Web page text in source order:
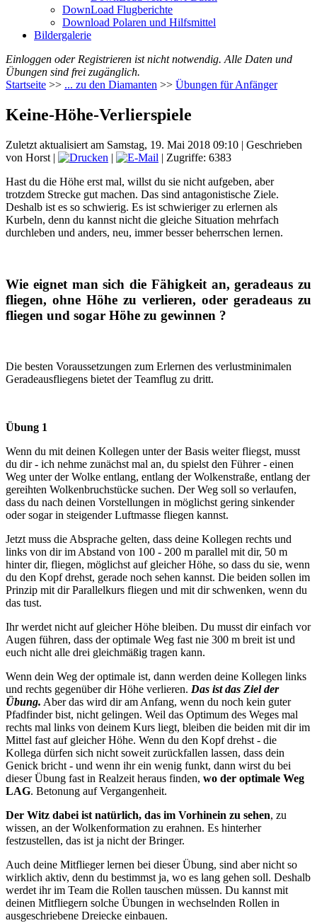
DownLoad Flugberichte
Download Polaren und Hilfsmittel
Bildergalerie
Einloggen oder Registrieren ist nicht notwendig. Alle Daten und
Übungen sind frei zugänglich.
Startseite >> ... zu den Diamanten >> Übungen für Anfänger
Keine-Höhe-Verlierspiele
Zuletzt aktualisiert am Samstag, 19. Mai 2018 09:10 | Geschrieben
von Horst | |
| Zugriffe: 6383
Hast du die Höhe erst mal, willst du sie nicht aufgeben, aber
trotzdem Strecke gut machen. Das sind antagonistische Ziele.
Deshalb ist es so schwierig. Es ist schwieriger zu erlernen als
Kurbeln, denn du kannst nicht die gleiche Situation mehrfach
durchleben und anders, neu, immer besser beherrschen lernen.
Wie eignet man sich die Fähigkeit an, geradeaus zu
fliegen, ohne Höhe zu verlieren, oder geradeaus zu
fliegen und sogar Höhe zu gewinnen ?
Die besten Voraussetzungen zum Erlernen des verlustminimalen
Geradeausfliegens bietet der Teamflug zu dritt.
Übung 1
Wenn du mit deinen Kollegen unter der Basis weiter fliegst, musst
du dir - ich nehme zunächst mal an, du spielst den Führer - einen
Weg unter der Wolke entlang, entlang der Wolkenstraße, entlang der
gereihten Wolkenbruchstücke suchen. Der Weg soll so verlaufen,
dass du nach deinen Vorstellungen in möglichst gering sinkender
oder sogar in steigender Luftmasse fliegen kannst.
Jetzt muss die Absprache gelten, dass deine Kollegen rechts und
links von dir im Abstand von 100 - 200 m parallel mit dir, 50 m
hinter dir, fliegen, möglichst auf gleicher Höhe, so dass du sie, wenn
du den Kopf drehst, gerade noch sehen kannst. Die beiden sollen im
Prinzip mit dir Parallelkurs fliegen und mit dir schwenken, wenn du
das tust.
Ihr werdet nicht auf gleicher Höhe bleiben. Du musst dir einfach vor
Augen führen, dass der optimale Weg fast nie 300 m breit ist und
euch nicht alle drei gleichmäßig tragen kann.
Wenn dein Weg der optimale ist, dann werden deine Kollegen links
und rechts gegenüber dir Höhe verlieren. Das ist das Ziel der
Übung. Aber das wird dir am Anfang, wenn du noch kein guter
Pfadfinder bist, nicht gelingen. Weil das Optimum des Weges mal
rechts mal links von deinem Kurs liegt, bleiben die beiden mit dir im
Mittel fast auf gleicher Höhe. Wenn du den Kopf drehst - die
Kollega dürfen sich nicht soweit zurückfallen lassen, dass dein
Genick bricht - und wenn ihr ein wenig funkt, dann wirst du bei
dieser Übung fast in Realzeit heraus finden, wo der optimale Weg
LAG. Betonung auf Vergangenheit.
Der Witz dabei ist natürlich, das im Vorhinein zu sehen, zu
wissen, an der Wolkenformation zu erahnen. Es hinterher
festzustellen, das ist ja nicht der Bringer.
Auch deine Mitflieger lernen bei dieser Übung, sind aber nicht so
wirklich aktiv, denn du bestimmst ja, wo es lang gehen soll. Deshalb
werdet ihr im Team die Rollen tauschen müssen. Du kannst mit
deinen Mitfliegern solche Übungen in wechselnden Rollen in
ausgeschriebene Dreiecke einbauen.